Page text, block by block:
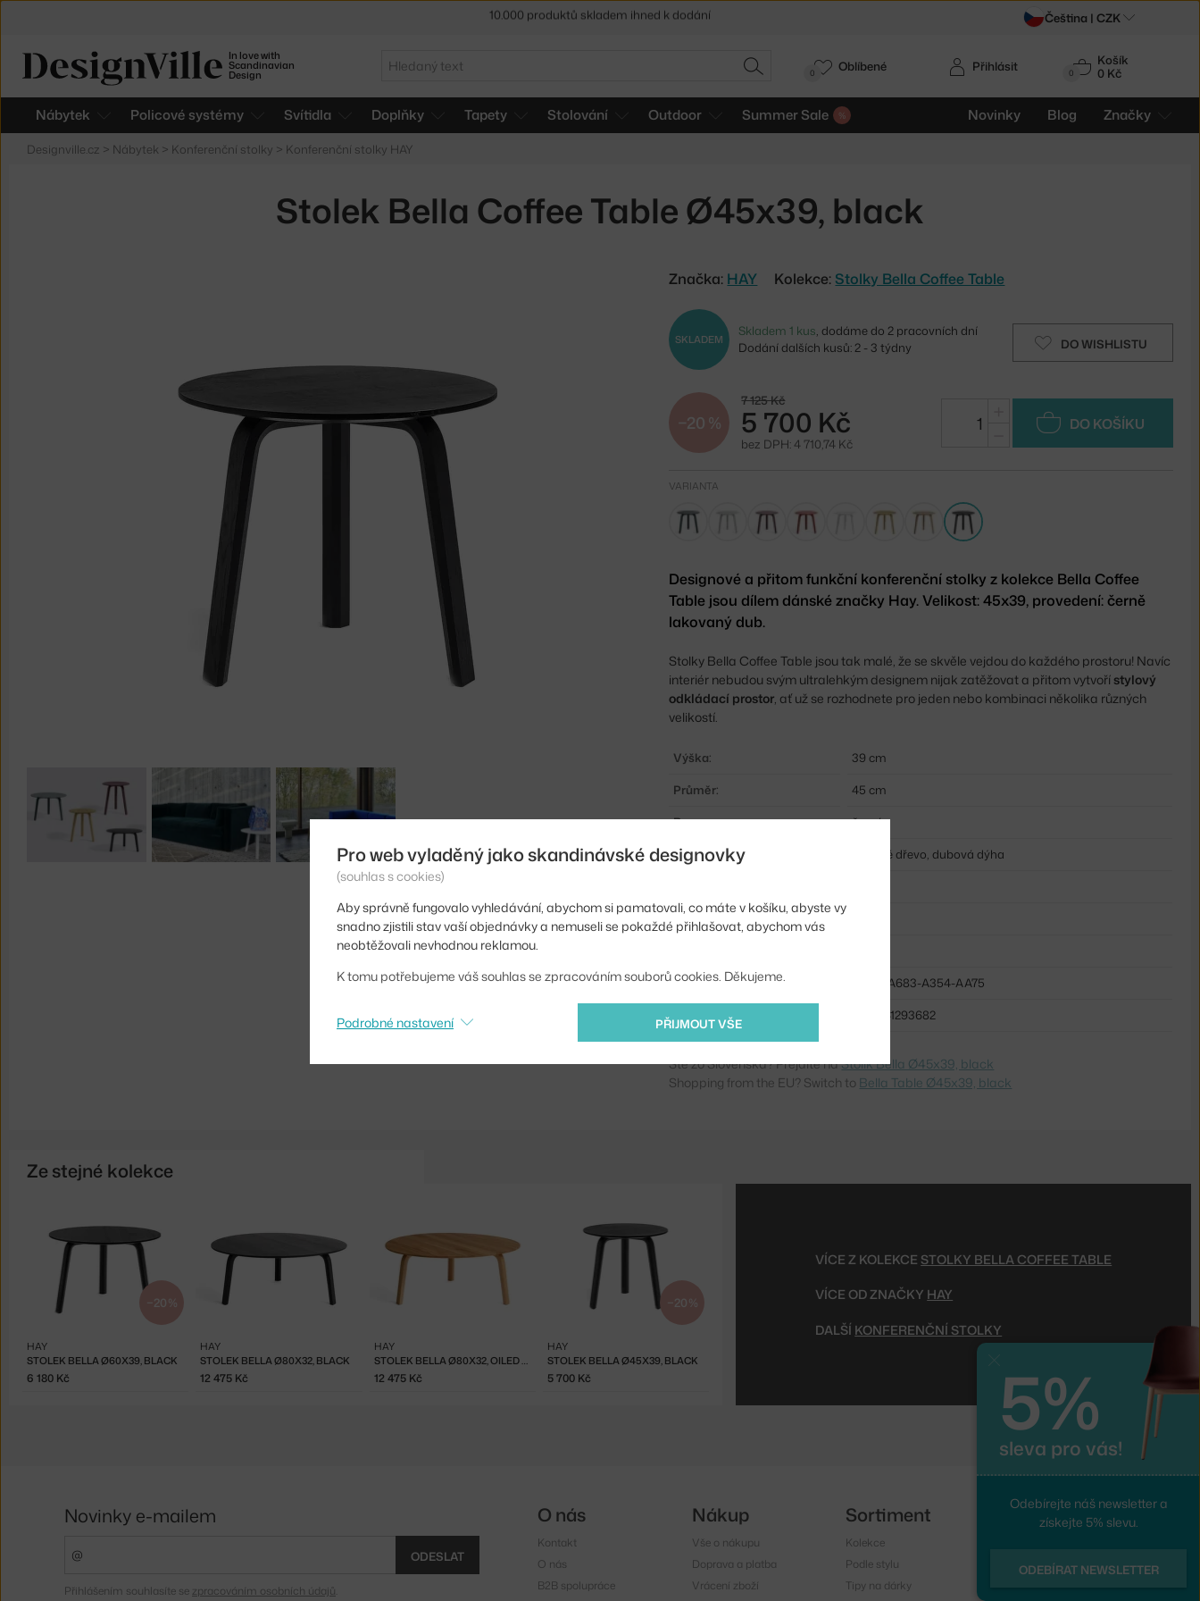
In love with
Scandinavian
Design
Hledat
HLEDAT 0
Košík
0 Kč
Nábytek Policové systémy Svítidla Doplňky Tapety Stolování Outdoor Summer Sale Novinky Blog Značky
Přihlásit
0 Oblíbené
Designville.cz > Nábytek > Konferenční stolky > Konferenční stolky HAY
Stolek Bella Coffee Table Ø45x39, black
Značka: HAY Kolekce: Stolky Bella Coffee Table
DO WISHLISTU
SKLADEM
Skladem 1 kus, dodáme do 2 pracovních dní
Dodání dalších kusů: 2 - 3 týdny
−20 %
7 125 Kč
5 700 Kč
bez DPH: 4 710,74 Kč
DO KOŠÍKU
VARIANTA
Designové a přitom funkční konferenční stolky z kolekce Bella Coffee
Table jsou dílem dánské značky Hay. Velikost: 45x39, provedení: černě
lakovaný dub.
Stolky Bella Coffee Table jsou tak malé, že se skvěle vejdou do každého prostoru! Navíc
interiér nebudou svým ultralehkým designem nijak zatěžovat a přitom vytvoří stylový
odkládací prostor , ať už se rozhodnete pro jeden nebo kombinaci několika různých
velikostí.
Výška:
39 cm
Průměr:
45 cm
Barva:
černá
Materiál:
dubové dřevo, dubová dýha
Tvar stolu:
Kód produktu
HAY-AA683-A354-AA75
5710441293682
Ste zo Slovenska? Prejdite naStolík Bella Ø45x39, black
Shopping from the EU? Switch to Bella Table Ø45x39, black
Ze stejné kolekce
−20 %
STOLEK BELLA Ø60X39, BLACK
HAY
6 180 Kč
STOLEK BELLA Ø80X32, BLACK
HAY
12 475 Kč
STOLEK BELLA Ø80X32, OILED OAK
HAY
12 475 Kč
−20 %
STOLEK BELLA Ø45X39, BLACK
HAY
5 700 Kč
VÍCE Z KOLEKCE STOLKY BELLA COFFEE TABLE
VÍCE OD ZNAČKY HAY
DALŠÍ KONFERENČNÍ STOLKY
Sleva 5 % pro odběratelenewsletteru Čeština | CZK
Pro web vyladěný jako skandinávské designovky
(souhlas s cookies)
Aby správně fungovalo vyhledávání, abychom si pamatovali, co máte v košíku, abyste vy
snadno zjistili stav vaší objednávky a nemuseli se pokaždé přihlašovat, abychom vás
neobtěžovali nevhodnou reklamou.
K tomu potřebujeme váš souhlas se zpracováním souborů cookies. Děkujeme.
PŘIJMOUT VŠE
Podrobné nastavení
5%
sleva pro vás!
Odebírejte náš newsletter a
získejte 5% slevu.
ODEBÍRAT NEWSLETTER
Novinky e-mailem
ODESLAT
Přihlášením souhlasíte se zpracováním osobních údajů
O nás
Kontakt
O nás
B2B spolupráce
Nákup
Vše o nákupu
Doprava a platba
Vrácení zboží
Sortiment
Kolekce
Podle stylu
Tipy na dárky
Sledujte nás
Facebook